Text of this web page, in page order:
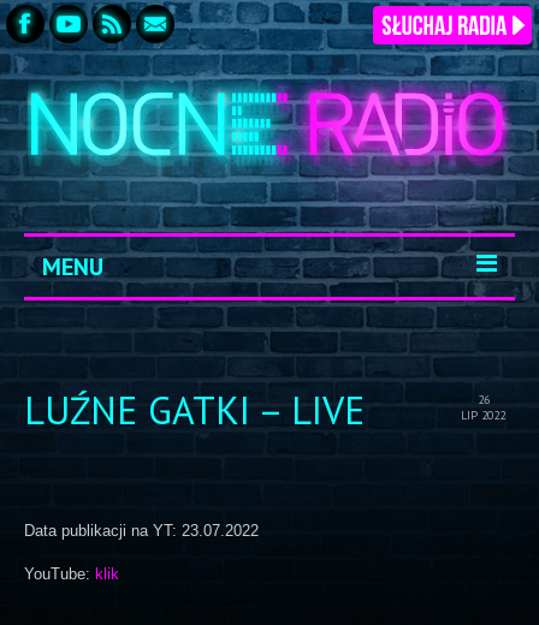
MENU
START
ARCHIWUM
26
LIP 2022
LUŹNE GATKI – LIVE
Data publikacji na YT: 23.07.2022
YouTube: klik